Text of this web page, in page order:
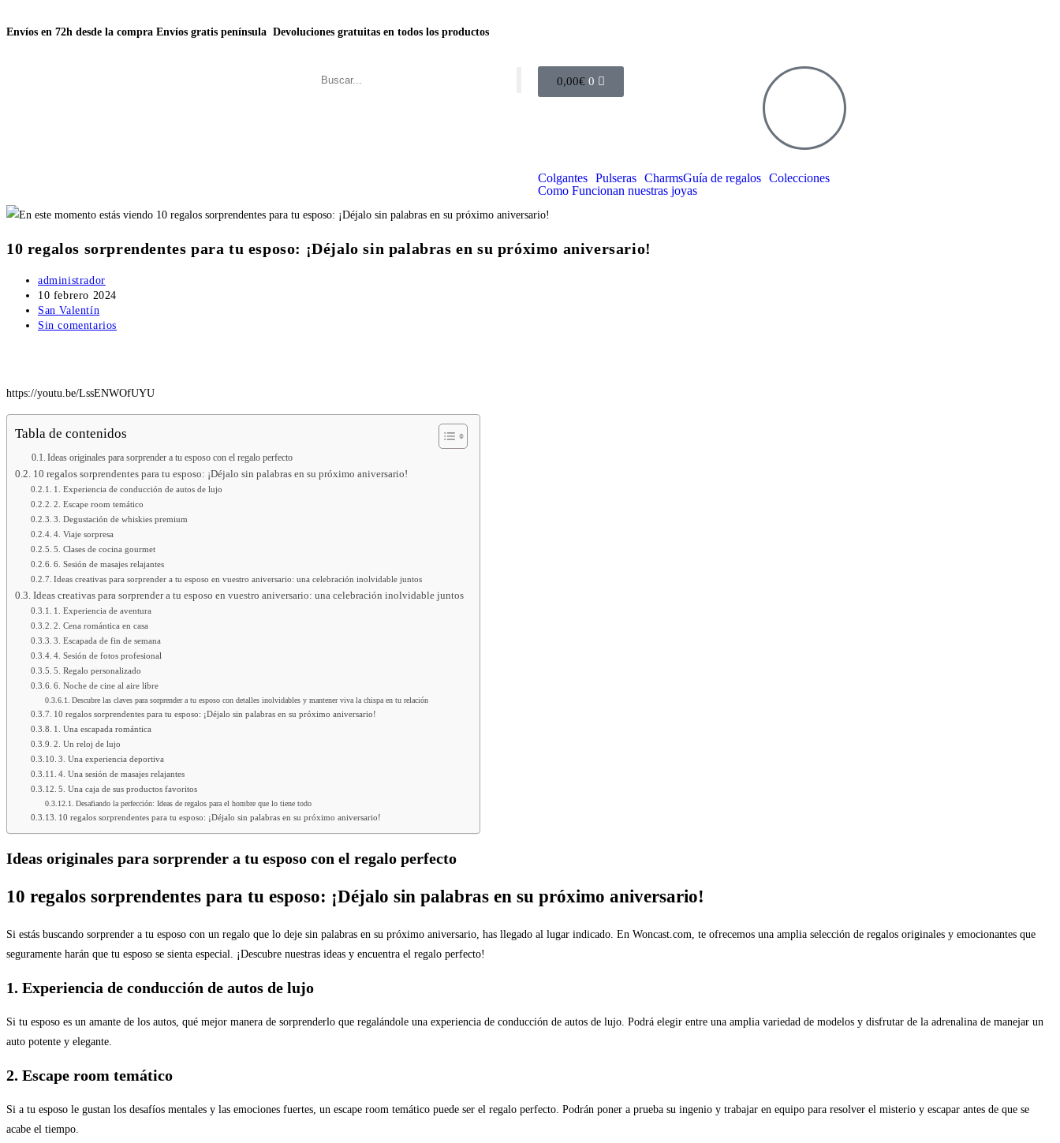
Envíos en 72h desde la compra Envíos gratis península Devoluciones gratuitas en todos los productos
0,00€ 0
Colgantes Pulseras CharmsGuía de regalos Colecciones
Como Funcionan nuestras joyas
10 regalos sorprendentes para tu esposo: ¡Déjalo sin palabras en su próximo aniversario!
administrador
10 febrero 2024
San Valentín
Sin comentarios
https://youtu.be/LssENWOfUYU
Tabla de contenidos
Ideas originales para sorprender a tu esposo con el regalo perfecto
10 regalos sorprendentes para tu esposo: ¡Déjalo sin palabras en su próximo aniversario!
1. Experiencia de conducción de autos de lujo
2. Escape room temático
3. Degustación de whiskies premium
4. Viaje sorpresa
5. Clases de cocina gourmet
6. Sesión de masajes relajantes
Ideas creativas para sorprender a tu esposo en vuestro aniversario: una celebración inolvidable juntos
Ideas creativas para sorprender a tu esposo en vuestro aniversario: una celebración inolvidable juntos
1. Experiencia de aventura
2. Cena romántica en casa
3. Escapada de fin de semana
4. Sesión de fotos profesional
5. Regalo personalizado
6. Noche de cine al aire libre
Descubre las claves para sorprender a tu esposo con detalles inolvidables y mantener viva la chispa en tu relación
10 regalos sorprendentes para tu esposo: ¡Déjalo sin palabras en su próximo aniversario!
1. Una escapada romántica
2. Un reloj de lujo
3. Una experiencia deportiva
4. Una sesión de masajes relajantes
5. Una caja de sus productos favoritos
Desafiando la perfección: Ideas de regalos para el hombre que lo tiene todo
10 regalos sorprendentes para tu esposo: ¡Déjalo sin palabras en su próximo aniversario!
Ideas originales para sorprender a tu esposo con el regalo perfecto
10 regalos sorprendentes para tu esposo: ¡Déjalo sin palabras en su próximo aniversario!
Si estás buscando sorprender a tu esposo con un regalo que lo deje sin palabras en su próximo aniversario, has llegado al lugar indicado. En Woncast.com, te ofrecemos una amplia selección de regalos originales y emocionantes que
seguramente harán que tu esposo se sienta especial. ¡Descubre nuestras ideas y encuentra el regalo perfecto!
1. Experiencia de conducción de autos de lujo
Si tu esposo es un amante de los autos, qué mejor manera de sorprenderlo que regalándole una experiencia de conducción de autos de lujo. Podrá elegir entre una amplia variedad de modelos y disfrutar de la adrenalina de manejar un
auto potente y elegante.
2. Escape room temático
Si a tu esposo le gustan los desafíos mentales y las emociones fuertes, un escape room temático puede ser el regalo perfecto. Podrán poner a prueba su ingenio y trabajar en equipo para resolver el misterio y escapar antes de que se
acabe el tiempo.